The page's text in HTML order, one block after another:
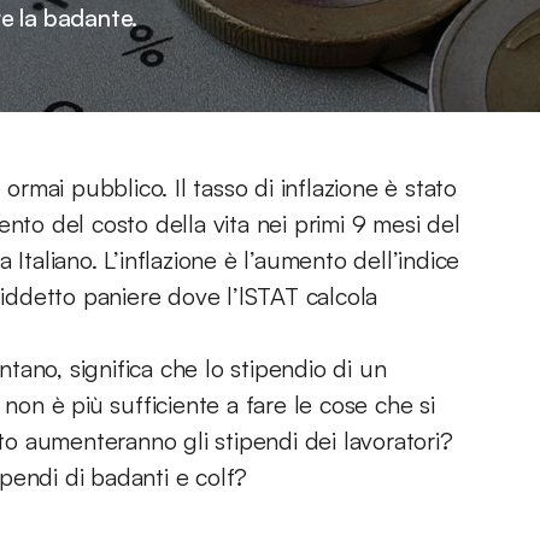
la badante.
pubblico. Il tasso di inflazione è stato
del costo della vita nei primi 9 mesi del
L’inflazione è l’aumento dell’indice
paniere dove l’lSTAT calcola
significa che lo stipendio di un
è più sufficiente a fare le cose che si
aumenteranno gli stipendi dei lavoratori?
di badanti e colf?